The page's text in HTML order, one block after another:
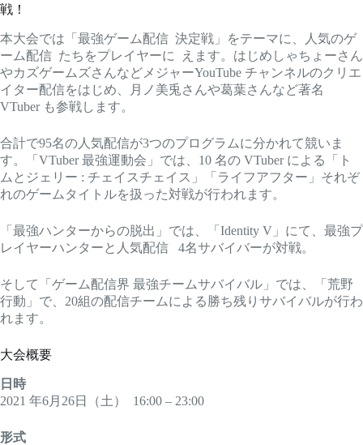
戦！
本大会では「最強ゲーム配信 決定戦」をテーマに、人気のゲ
ーム配信 たちをプレイヤーに えます。はじめしゃちょーさん
やカズゲームズさんなどメジャーYouTube チャンネルのクリエ
イター配信をはじめ、月ノ美兎さんや葛葉さんなど著名
VTuber も参戦します。
合計で95名の人気配信が3つのプログラムに分かれて競いま
す。「VTuber 最強運動会」では、10 名の VTuber による「ト
ムとジェリー : チェイスチェイス」「ライフアフター」それぞ
れのゲームタイトルを扱った対戦が行われます。
「最強ハンターからの脱出」では、「Identity V」にて、最強プ
レイヤーハンターと人気配信 4名サバイバーが対戦。
そして「ゲーム配信界 最強チームサバイバル」では、「荒野
行動」で、20組の配信チームによる勝ち残りサバイバルが行わ
れます。
大会概要
日時
2021 年6月26日（土） 16:00 – 23:00
形式